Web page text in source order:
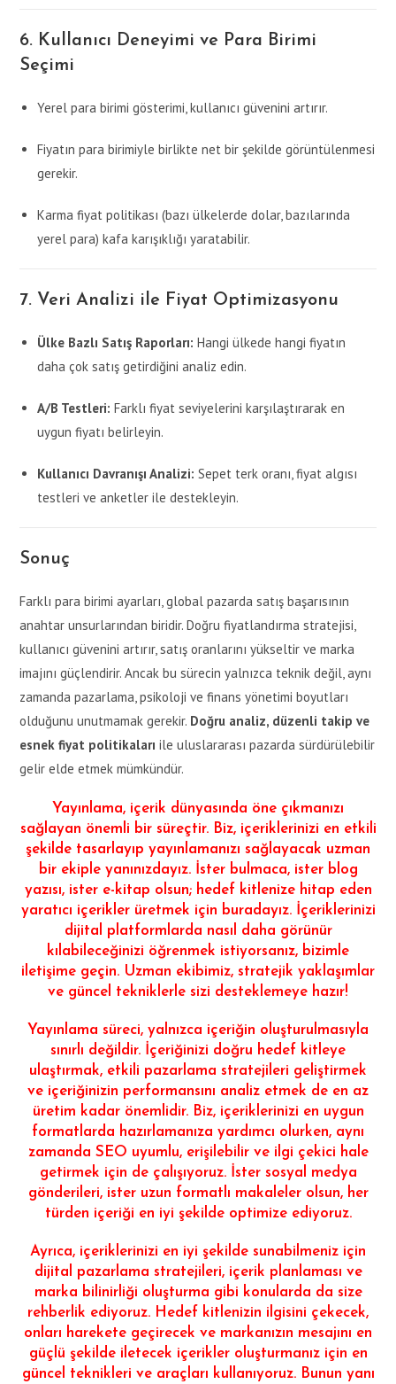
6. Kullanıcı Deneyimi ve Para Birimi
Seçimi
Yerel para birimi gösterimi, kullanıcı güvenini artırır.
Fiyatın para birimiyle birlikte net bir şekilde görüntülenmesi
gerekir.
Karma fiyat politikası (bazı ülkelerde dolar, bazılarında
yerel para) kafa karışıklığı yaratabilir.
7. Veri Analizi ile Fiyat Optimizasyonu
Ülke Bazlı Satış Raporları: Hangi ülkede hangi fiyatın
daha çok satış getirdiğini analiz edin.
A/B Testleri: Farklı fiyat seviyelerini karşılaştırarak en
uygun fiyatı belirleyin.
Kullanıcı Davranışı Analizi: Sepet terk oranı, fiyat algısı
testleri ve anketler ile destekleyin.
Sonuç
Farklı para birimi ayarları, global pazarda satış başarısının
anahtar unsurlarından biridir. Doğru fiyatlandırma stratejisi,
kullanıcı güvenini artırır, satış oranlarını yükseltir ve marka
imajını güçlendirir. Ancak bu sürecin yalnızca teknik değil, aynı
zamanda pazarlama, psikoloji ve finans yönetimi boyutları
olduğunu unutmamak gerekir. Doğru analiz, düzenli takip ve
esnek fiyat politikaları ile uluslararası pazarda sürdürülebilir
gelir elde etmek mümkündür.
Yayınlama, içerik dünyasında öne çıkmanızı
sağlayan önemli bir süreçtir. Biz, içeriklerinizi en etkili
şekilde tasarlayıp yayınlamanızı sağlayacak uzman
bir ekiple yanınızdayız. İster bulmaca, ister blog
yazısı, ister e-kitap olsun; hedef kitlenize hitap eden
yaratıcı içerikler üretmek için buradayız. İçeriklerinizi
dijital platformlarda nasıl daha görünür
kılabileceğinizi öğrenmek istiyorsanız, bizimle
iletişime geçin. Uzman ekibimiz, stratejik yaklaşımlar
ve güncel tekniklerle sizi desteklemeye hazır!
Yayınlama süreci, yalnızca içeriğin oluşturulmasıyla
sınırlı değildir. İçeriğinizi doğru hedef kitleye
ulaştırmak, etkili pazarlama stratejileri geliştirmek
ve içeriğinizin performansını analiz etmek de en az
üretim kadar önemlidir. Biz, içeriklerinizi en uygun
formatlarda hazırlamanıza yardımcı olurken, aynı
zamanda SEO uyumlu, erişilebilir ve ilgi çekici hale
getirmek için de çalışıyoruz. İster sosyal medya
gönderileri, ister uzun formatlı makaleler olsun, her
türden içeriği en iyi şekilde optimize ediyoruz.
Ayrıca, içeriklerinizi en iyi şekilde sunabilmeniz için
dijital pazarlama stratejileri, içerik planlaması ve
marka bilinirliği oluşturma gibi konularda da size
rehberlik ediyoruz. Hedef kitlenizin ilgisini çekecek,
onları harekete geçirecek ve markanızın mesajını en
güçlü şekilde iletecek içerikler oluşturmanız için en
güncel teknikleri ve araçları kullanıyoruz. Bunun yanı